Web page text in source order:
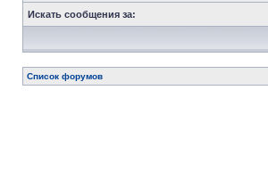
Искать сообщения за:
Список форумов